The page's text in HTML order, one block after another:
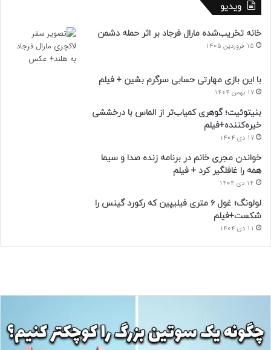
ویدیو
خانه تخریب‌شده مارال فرجاد بر اثر حمله دشمن
15 فروردین 1405
با این بازی مهارتی حسابی سرگرم بشین + فیلم
17 بهمن 1404
بنیتوئیت؛ گوهری کمیاب‌تر از الماس با درخششی
خیره‌کننده+فیلم
17 دی 1404
خواندن مجری خانم در برنامه زنده صدا و سیما
همه را غافلگیر کرد + فیلم
14 دی 1404
لولونگ؛ غول ۶ متری فیلیپین که رکورد گینس را
شکست+فیلم
11 دی 1404